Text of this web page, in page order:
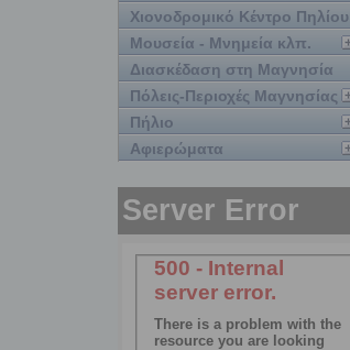
Χιονοδρομικό Κέντρο Πηλίου
Μουσεία - Μνημεία κλπ.
Διασκέδαση στη Μαγνησία
Πόλεις-Περιοχές Μαγνησίας
Πήλιο
Αφιερώματα